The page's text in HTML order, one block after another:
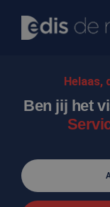
Helaas,
Ben jij het